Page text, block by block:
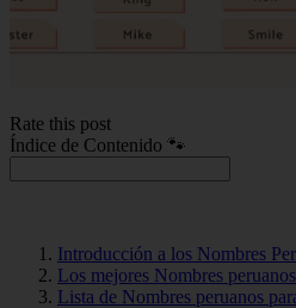
Rate this post
Índice de Contenido 🐾
Introducción a los Nombres
Los mejores Nombres
Lista de Nombres peruanos